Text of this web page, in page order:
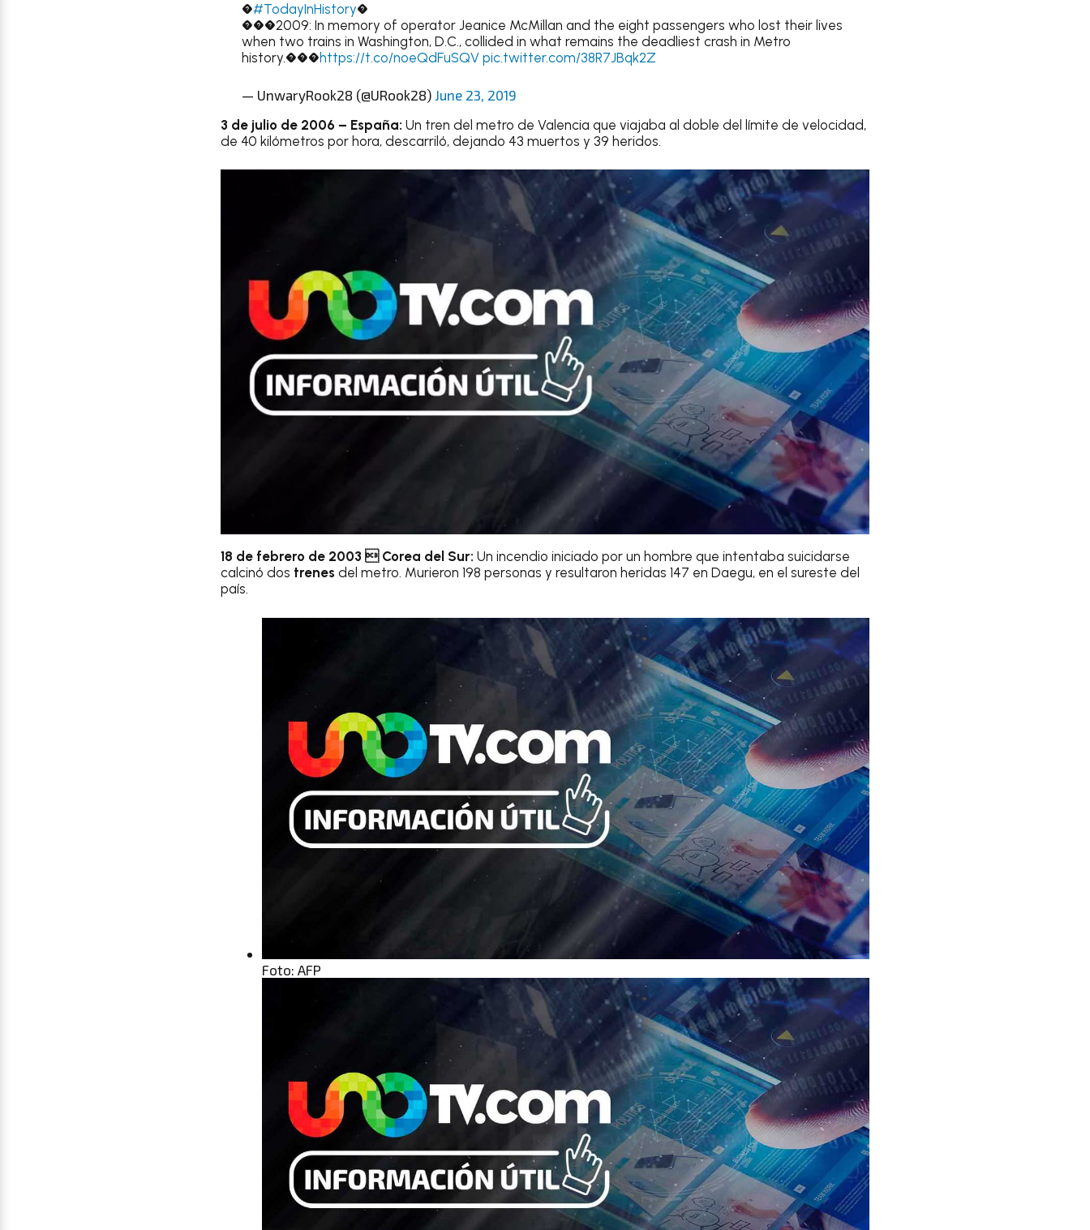
�#TodayInHistory�
���2009: In memory of operator Jeanice McMillan and the eight passengers who lost their lives
when two trains in Washington, D.C., collided in what remains the deadliest crash in Metro
history.���https://t.co/noeQdFuSQV pic.twitter.com/38R7JBqk2Z
— UnwaryRook28 (@URook28) June 23, 2019
3 de julio de 2006 – España: Un tren del metro de Valencia que viajaba al doble del límite de velocidad,
de 40 kilómetros por hora, descarriló, dejando 43 muertos y 39 heridos.
18 de febrero de 2003  Corea del Sur: Un incendio iniciado por un hombre que intentaba suicidarse
calcinó dos trenes del metro. Murieron 198 personas y resultaron heridas 147 en Daegu, en el sureste del
país.
Foto: AFP